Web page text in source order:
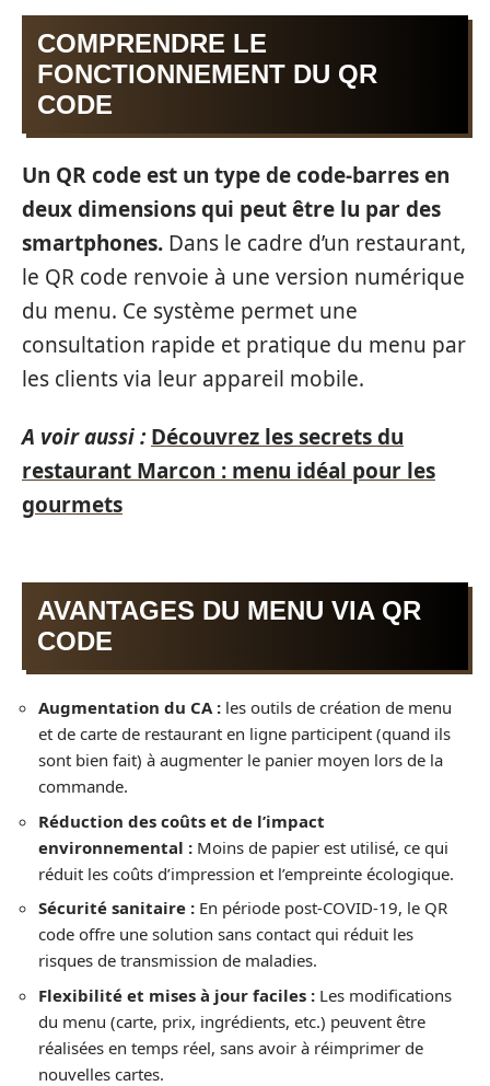
COMPRENDRE LE
FONCTIONNEMENT DU QR
CODE
Un QR code est un type de code-barres en
deux dimensions qui peut être lu par des
smartphones. Dans le cadre d’un restaurant,
le QR code renvoie à une version numérique
du menu. Ce système permet une
consultation rapide et pratique du menu par
les clients via leur appareil mobile.
A voir aussi : Découvrez les secrets du
restaurant Marcon : menu idéal pour les
gourmets
AVANTAGES DU MENU VIA QR
CODE
Augmentation du CA : les outils de création de menu
et de carte de restaurant en ligne participent (quand ils
sont bien fait) à augmenter le panier moyen lors de la
commande.
Réduction des coûts et de l’impact
environnemental : Moins de papier est utilisé, ce qui
réduit les coûts d’impression et l’empreinte écologique.
Sécurité sanitaire : En période post-COVID-19, le QR
code offre une solution sans contact qui réduit les
risques de transmission de maladies.
Flexibilité et mises à jour faciles : Les modifications
du menu (carte, prix, ingrédients, etc.) peuvent être
réalisées en temps réel, sans avoir à réimprimer de
nouvelles cartes.